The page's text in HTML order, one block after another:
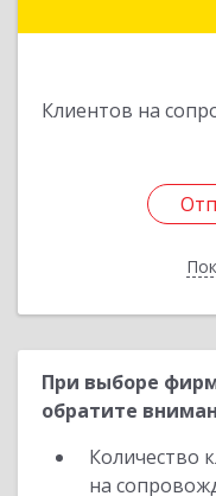
Клиентов на
При выборе
обратите
Количество
на